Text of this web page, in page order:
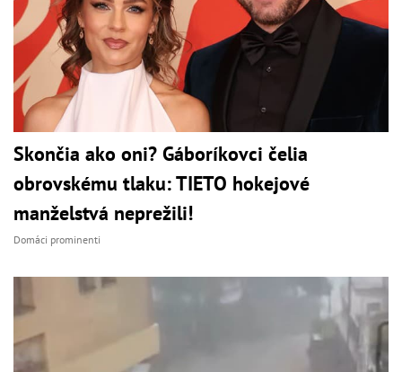
Skončia ako oni? Gáboríkovci čelia
obrovskému tlaku: TIETO hokejové
manželstvá neprežili!
Domáci prominenti